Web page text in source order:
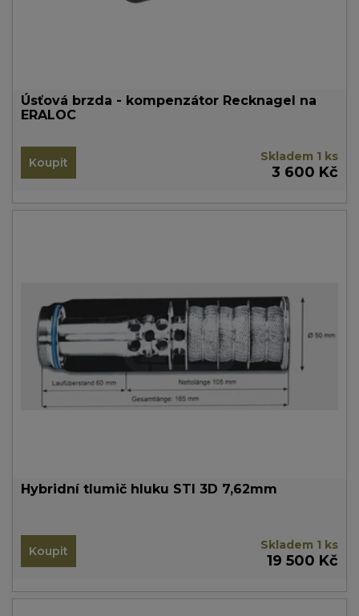
Úsťová brzda - kompenzátor Recknagel na
ERALOC
Koupit Skladem 1 ks
3 600 Kč
Hybridní tlumič hluku STI 3D 7,62mm
Koupit Skladem 1 ks
19 500 Kč